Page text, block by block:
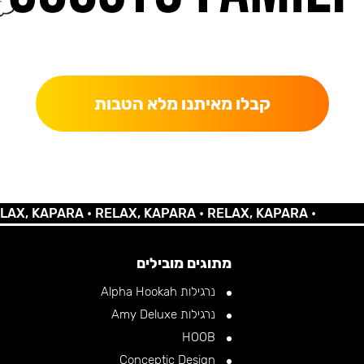
קבלו מאיתנו מלא הטבות
•RELAX, KAPARA •RELAX, KAPARA •
מתוגים מובילים
נרגילות Alpha Hookah
נרגילות Amy Deluxe